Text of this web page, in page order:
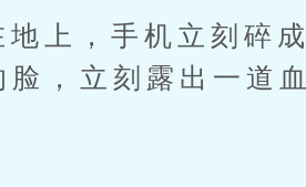
，手机立刻碎成
，立刻露出一道血